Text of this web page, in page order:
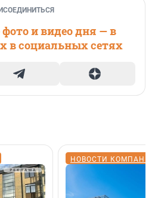
и видео дня — в
в социальных сетях
НОВОСТИ